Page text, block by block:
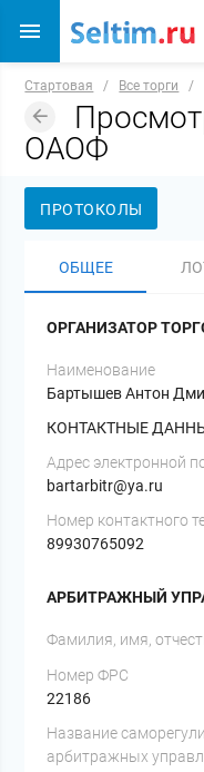
Стартовая / Все торги /
ОАОФ
ПРОТОКОЛЫ
ОБЩЕЕ
ОРГАНИЗАТОР
Наименование
Бартышев Антон
КОНТАКТНЫЕ
Адрес электронной
bartarbitr@ya.ru
Номер контактного
89930765092
АРБИТРАЖНЫЙ
Фамилия, имя,
Номер ФРС
22186
Название
арбитражных